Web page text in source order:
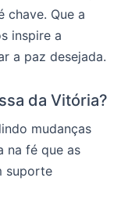
chave. Que a
inspire a
a paz desejada.
da Vitória?
mudanças
na fé que as
suporte